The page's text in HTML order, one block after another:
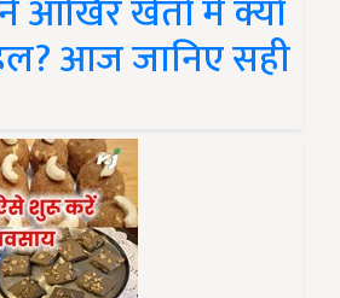
आखिर खेतों में क्यों
आज जानिए सही